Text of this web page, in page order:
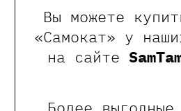
Вы можете
«Самокат» у
на сайте
А вот книга «Цаца